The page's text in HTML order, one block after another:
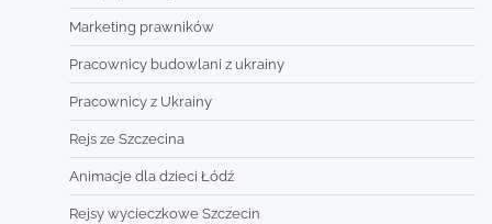
Marketing prawników
Pracownicy budowlani z ukrainy
Pracownicy z Ukrainy
Rejs ze Szczecina
Animacje dla dzieci Łódź
Rejsy wycieczkowe Szczecin